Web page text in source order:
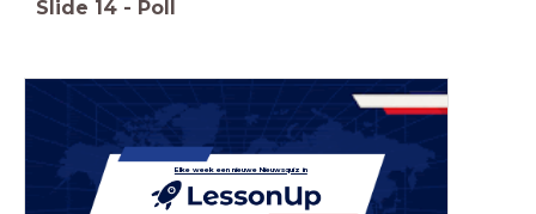
Slide 14 - Poll
Elke week een nieuwe Nieuwsquiz in